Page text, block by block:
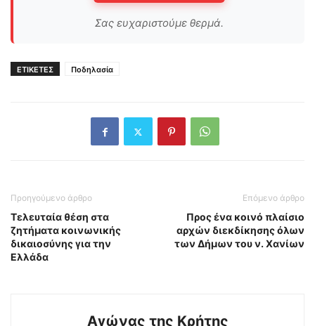
Σας ευχαριστούμε θερμά.
ΕΤΙΚΕΤΕΣ Ποδηλασία
Προηγούμενο άρθρο
Τελευταία θέση στα
ζητήματα κοινωνικής
δικαιοσύνης για την
Ελλάδα
Επόμενο άρθρο
Προς ένα κοινό πλαίσιο
αρχών διεκδίκησης όλων
των Δήμων του ν. Χανίων
Αγώνας της Κρήτης